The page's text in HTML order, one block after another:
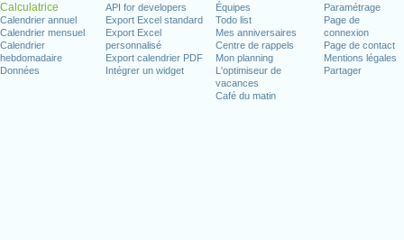
Calculatrice
Calendrier annuel
Calendrier mensuel
Calendrier
hebdomadaire
Données
API for developers
Export Excel standard
Export Excel
personnalisé
Export calendrier PDF
Intégrer un widget
Équipes
Todo list
Mes anniversaires
Centre de rappels
Mon planning
L'optimiseur de
vacances
Café du matin
Paramétrage
Page de
connexion
Page de contact
Mentions légales
Partager